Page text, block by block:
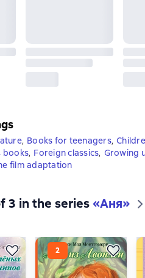
, Books for teenagers,
books, Foreign classics, Growing
film adaptation
3 in the series«Аня»